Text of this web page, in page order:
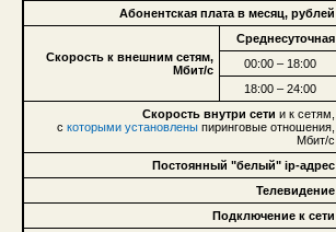
Абонентская плата в месяц, рублей
Скорость к внешним сетям,
Мбит/с
Среднесуточная
00:00 – 18:00
18:00 – 24:00
Скорость внутри сети и к сетям,
с которыми установлены пиринговые отношения,
Мбит/с
Постоянный "белый" ip-адрес
Телевидение
Подключение к сети